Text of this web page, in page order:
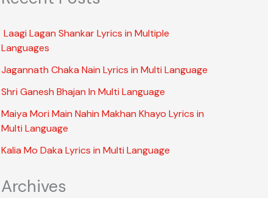
Laagi Lagan Shankar Lyrics in Multiple
Languages
Jagannath Chaka Nain Lyrics in Multi Language
Shri Ganesh Bhajan In Multi Language
Maiya Mori Main Nahin Makhan Khayo Lyrics in
Multi Language
Kalia Mo Daka Lyrics in Multi Language
Archives